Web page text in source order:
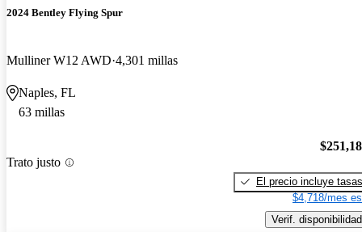
2024 Bentley Flying Spur
Mulliner W12 AWD 4,301 millas
Naples, FL
63 millas
Trato justo
El precio incluye tasas
$4,718/mes
Verif. disponibilidad